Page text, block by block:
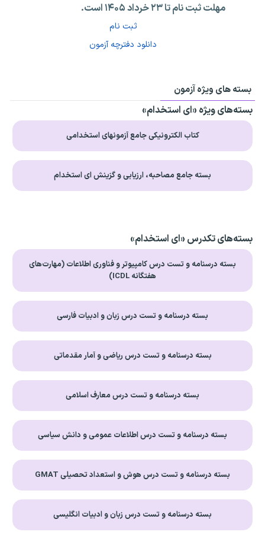
مهلت ثبت نام تا ۲۳ خرداد ۱۴۰۵ است.
ثبت نام
دانلود دفترچه آزمون
بسته های ویژه آزمون
بسته‌های ویژه «ای استخدام»
کتاب الکترونیکی جامع آزمونهای استخدامی
بسته جامع مصاحبه، ارزیابی و گزینش ای استخدام
بسته‌های تکدرس «ای استخدام»
بسته درسنامه و تست درس کامپیوتر و فناوری اطلاعات (مهارت‌های
هفتگانه ICDL)
بسته درسنامه و تست درس زبان و ادبیات فارسی
بسته درسنامه و تست درس ریاضی و آمار مقدماتی
بسته درسنامه و تست درس معارف اسلامی
بسته درسنامه و تست درس اطلاعات عمومی و دانش سیاسی
بسته درسنامه و تست درس هوش و استعداد تحصیلی GMAT
بسته درسنامه و تست درس زبان و ادبیات انگلیسی